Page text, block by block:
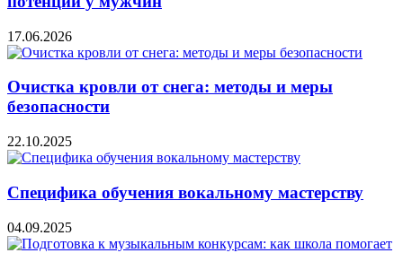
17.06.2026
Очистка кровли от снега: методы и меры
безопасности
22.10.2025
Специфика обучения вокальному мастерству
04.09.2025